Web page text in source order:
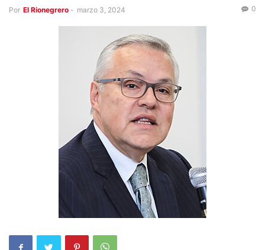
Por El Rionegrero - marzo 3, 2024 0